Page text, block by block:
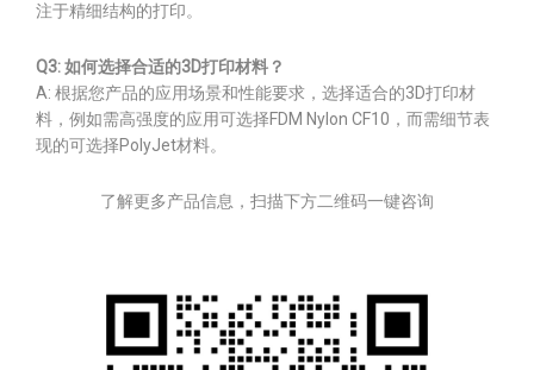
注于精细结构的打印。
Q3: 如何选择合适的3D打印材料？
A: 根据您产品的应用场景和性能要求，选择适合的3D打印材
料，例如需高强度的应用可选择FDM Nylon CF10，而需细节表
现的可选择PolyJet材料。
了解更多产品信息，扫描下方二维码一键咨询